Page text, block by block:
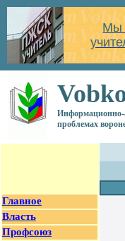
Мы
Информационно-
проблемах
Главное
Власть
Профсоюз